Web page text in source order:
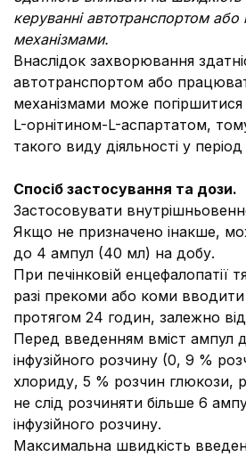
керуванні автотранспортом або
механізмами.
Внаслідок захворювання
автотранспортом або
механізмами може погіршитися
L-орнітином-L-аспартатом,
такого виду діяльності у період
Спосіб застосування та дози.
Застосовувати
Якщо не призначено інакше,
до 4 ампул (40 мл) на добу.
При печінковій енцефалопатії
разі прекоми або коми
протягом 24 годин, залежно
Перед введенням вміст ампул
інфузійного розчину (0, 9 %
хлориду, 5 % розчин глюкози,
не слід розчиняти більше 6
інфузійного розчину.
Максимальна швидкість